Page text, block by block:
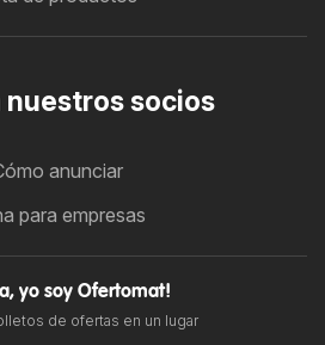
nuestros socios
anunciar
para empresas
yo soy Ofertomat!
de ofertas en un lugar